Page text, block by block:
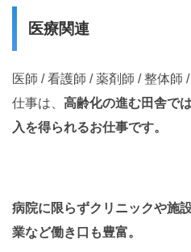
医療関連
医師 / 看護師 / 薬剤師 / 整体師
仕事は、 高齢化の進む田舎で
入を得られるお仕事です。
病院に限らずクリニックや施
業など働き口も豊富。